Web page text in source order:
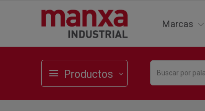
Marcas
Productos